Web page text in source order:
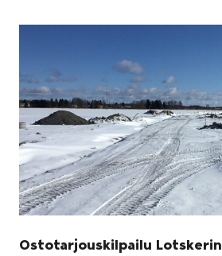
Ostotarjouskilpailu Lotskerin